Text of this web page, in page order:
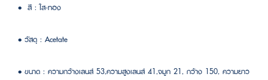
• สี : ใส-ทอง
• วัสดุ : Acetate
• ขนาด : ความกว้างเลนส์ 53,ความสูงเลนส์ 41,จมูก 21, กว้าง 150, ความยาว